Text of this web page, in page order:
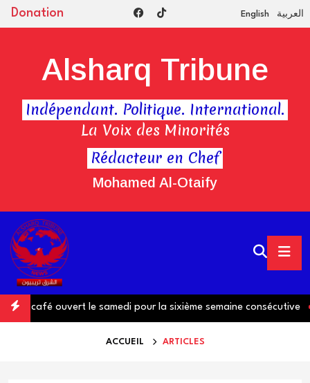
Donation English العربية
Rédacteur en Chef
Mohamed Al-Otaify
Alsharq Tribune
Indépendant. Politique. International.
La Voix des Minorités
café ouvert le samedi pour la sixième semaine consécutive
ACCUEIL ARTICLES